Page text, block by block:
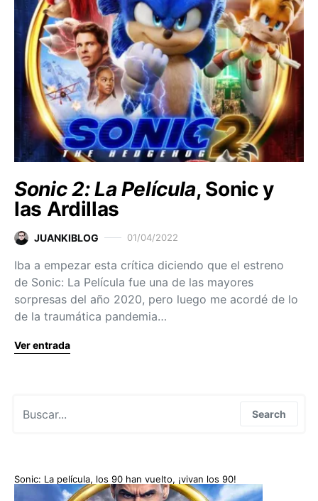
Sonic 2: La Película, Sonic y
las Ardillas
JUANKIBLOG 01/04/2022
Iba a empezar esta crítica diciendo que el estreno
de Sonic: La Película fue una de las mayores
sorpresas del año 2020, pero luego me acordé de lo
de la traumática pandemia…
Ver entrada
Search
Sonic: La película, los 90 han vuelto, ¡vivan los 90!